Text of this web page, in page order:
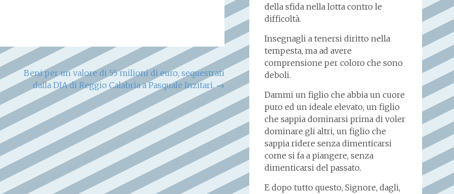
Beni per un valore di 55 milioni di euro, sequestrati
dalla DIA di Reggio Calabria a Pasquale Inzitari.→
della sfida nella lotta contro le
difficoltà.
Insegnagli a tenersi diritto nella
tempesta, ma ad avere
comprensione per coloro che sono
deboli.
Dammi un figlio che abbia un cuore
puro ed un ideale elevato, un figlio
che sappia dominarsi prima di voler
dominare gli altri, un figlio che
sappia ridere senza dimenticarsi
come si fa a piangere, senza
dimenticarsi del passato.
E dopo tutto questo, Signore, dagli,